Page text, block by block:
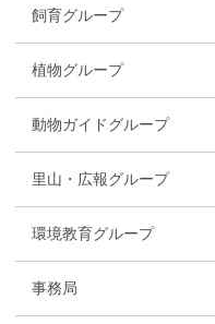
飼育グループ
植物グループ
動物ガイドグループ
里山・広報グループ
環境教育グループ
事務局